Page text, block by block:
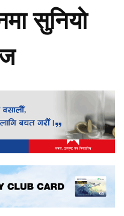
सुनियो